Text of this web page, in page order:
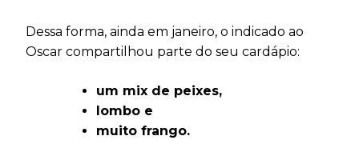
Dessa forma, ainda em janeiro, o indicado ao
Oscar compartilhou parte do seu cardápio:
um mix de peixes,
lombo e
muito frango.